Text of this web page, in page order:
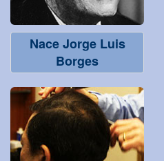
Nace Jorge Luis
Borges